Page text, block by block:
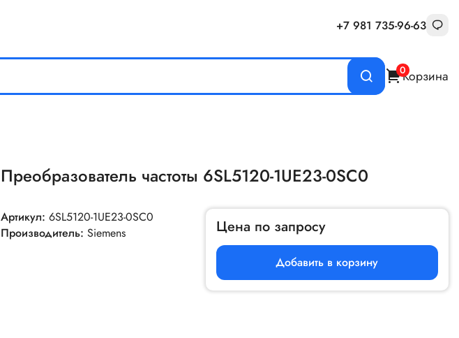
+7 981 735-96-63
0Корзина
Преобразователь частоты 6SL5120-1UE23-0SC0
Артикул: 6SL5120-1UE23-0SC0
Производитель: Siemens Цена по запросу
Добавить в корзину